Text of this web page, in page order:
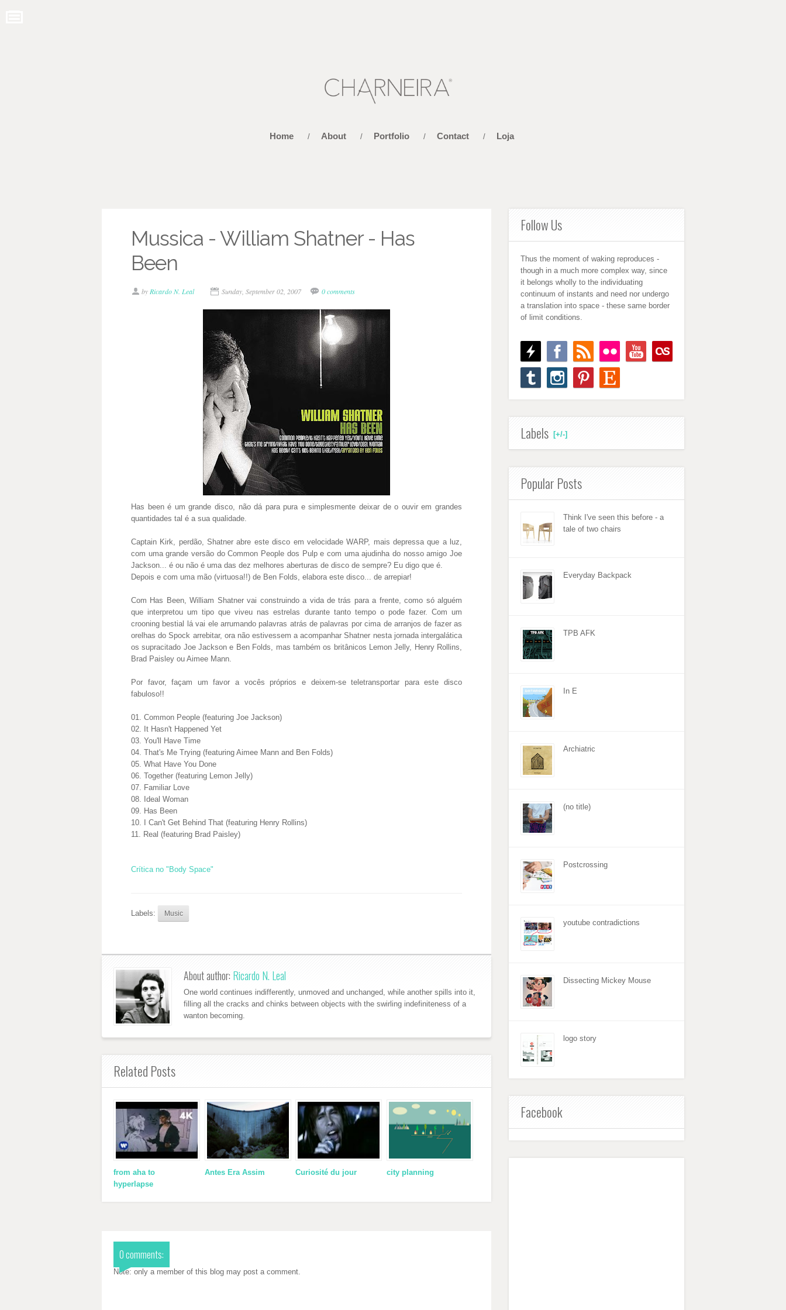
Home / About / Portfolio / Contact / Loja
Mussica - William Shatner - Has
Been
by Ricardo N. Leal Sunday, September 02, 2007 0 comments
Has been é um grande disco, não dá para pura e simplesmente deixar de o ouvir em grandes
quantidades tal é a sua qualidade.
Captain Kirk, perdão, Shatner abre este disco em velocidade WARP, mais depressa que a luz,
com uma grande versão do Common People dos Pulp e com uma ajudinha do nosso amigo Joe
Jackson... é ou não é uma das dez melhores aberturas de disco de sempre? Eu digo que é.
Depois e com uma mão (virtuosa!!) de Ben Folds, elabora este disco... de arrepiar!
Com Has Been, William Shatner vai construindo a vida de trás para a frente, como só alguém
que interpretou um tipo que viveu nas estrelas durante tanto tempo o pode fazer. Com um
crooning bestial lá vai ele arrumando palavras atrás de palavras por cima de arranjos de fazer as
orelhas do Spock arrebitar, ora não estivessem a acompanhar Shatner nesta jornada intergalática
os supracitado Joe Jackson e Ben Folds, mas também os britânicos Lemon Jelly, Henry Rollins,
Brad Paisley ou Aimee Mann.
Por favor, façam um favor a vocês próprios e deixem-se teletransportar para este disco
fabuloso!!
01. Common People (featuring Joe Jackson)
02. It Hasn't Happened Yet
03. You'll Have Time
04. That's Me Trying (featuring Aimee Mann and Ben Folds)
05. What Have You Done
06. Together (featuring Lemon Jelly)
07. Familiar Love
08. Ideal Woman
09. Has Been
10. I Can't Get Behind That (featuring Henry Rollins)
11. Real (featuring Brad Paisley)
Crítica no "Body Space"
Labels: Music
About author: Ricardo N. Leal
One world continues indifferently, unmoved and unchanged, while another spills into it,
filling all the cracks and chinks between objects with the swirling indefiniteness of a
wanton becoming.
Related Posts
from aha to
hyperlapse
Antes Era Assim Curiosité du jour city planning
0 comments:
Note: only a member of this blog may post a comment.
Follow Us
Thus the moment of waking reproduces -
though in a much more complex way, since
it belongs wholly to the individuating
continuum of instants and need nor undergo
a translation into space - these same border
of limit conditions.
[+/-]
Labels
Popular Posts
Think I've seen this before - a
tale of two chairs
Everyday Backpack
TPB AFK
In E
Archiatric
(no title)
Postcrossing
youtube contradictions
Dissecting Mickey Mouse
logo story
Facebook